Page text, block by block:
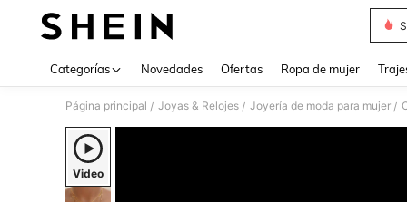
Categorías Novedades Ofertas Ropa de mujer
Página principal / Joyas & Relojes / Joyería de moda para mujer /
Video